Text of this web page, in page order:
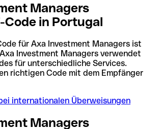
Managers
Code in Portugal
für Axa Investment Managers ist
Investment Managers verwendet
für unterschiedliche Services.
richtigen Code mit dem Empfänger
internationalen Überweisungen
Managers